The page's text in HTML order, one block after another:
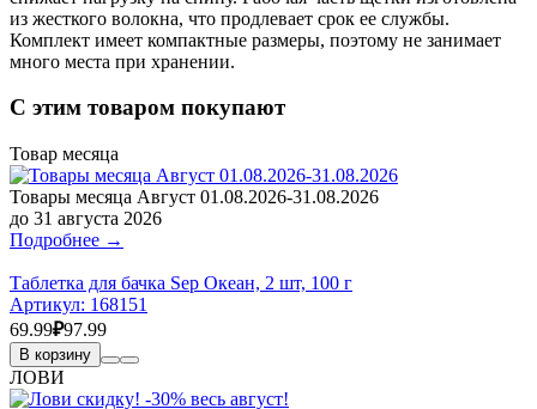
из жесткого волокна, что продлевает срок ее службы.
Комплект имеет компактные размеры, поэтому не занимает
много места при хранении.
С этим товаром покупают
Товар месяца
Товары месяца Август 01.08.2026-31.08.2026
до 31 августа 2026
Подробнее →
Таблетка для бачка Sep Океан, 2 шт, 100 г
Артикул: 168151
69.99₽97.99
В корзину
ЛОВИ